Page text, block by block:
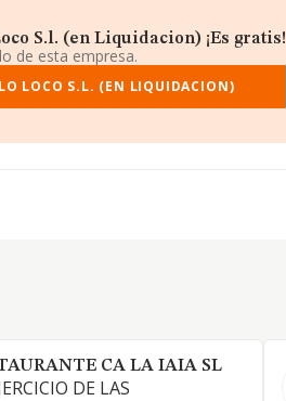
S.l. (en Liquidacion) ¡Es gratis!
de esta empresa.
LOCO S.L. (EN LIQUIDACION)
CA LA IAIA SL
DE LAS